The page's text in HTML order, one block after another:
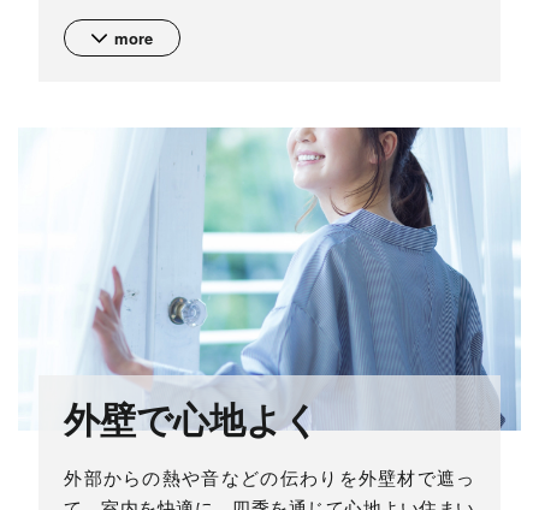
more
外壁で心地よく
外部からの熱や音などの伝わりを外壁材で遮っ